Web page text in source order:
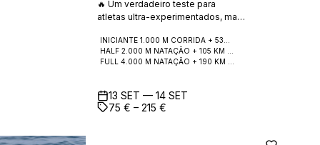
🔥 Um verdadeiro teste para
atletas ultra-experimentados, mas
entrada para novatos fortes
prontos para um desafio
13 SET — 14 SET
75 € – 215 €